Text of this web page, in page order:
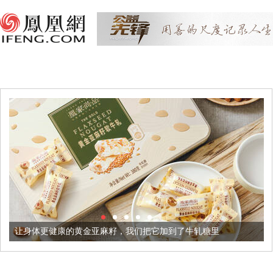
黄金亚麻籽，我们把它加到了牛轧糖里 被列入佛家七宝